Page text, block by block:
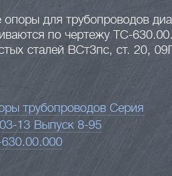
опоры для трубопроводов
по чертежу ТС-
сталей ВСт3пс, ст. 20,
трубопроводов Серия
13 Выпуск 8-95